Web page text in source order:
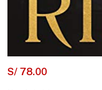
S/ 78.00